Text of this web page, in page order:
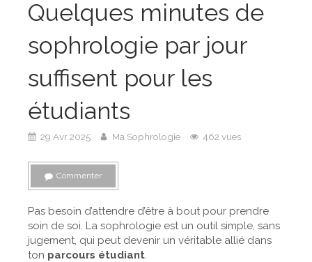
Quelques minutes de
sophrologie par jour
suffisent pour les
étudiants
29 Avr 2025 Ma Sophrologie 462 vues
Commenter
Pas besoin d’attendre d’être à bout pour prendre
soin de soi. La sophrologie est un outil simple, sans
jugement, qui peut devenir un véritable allié dans
ton parcours étudiant.